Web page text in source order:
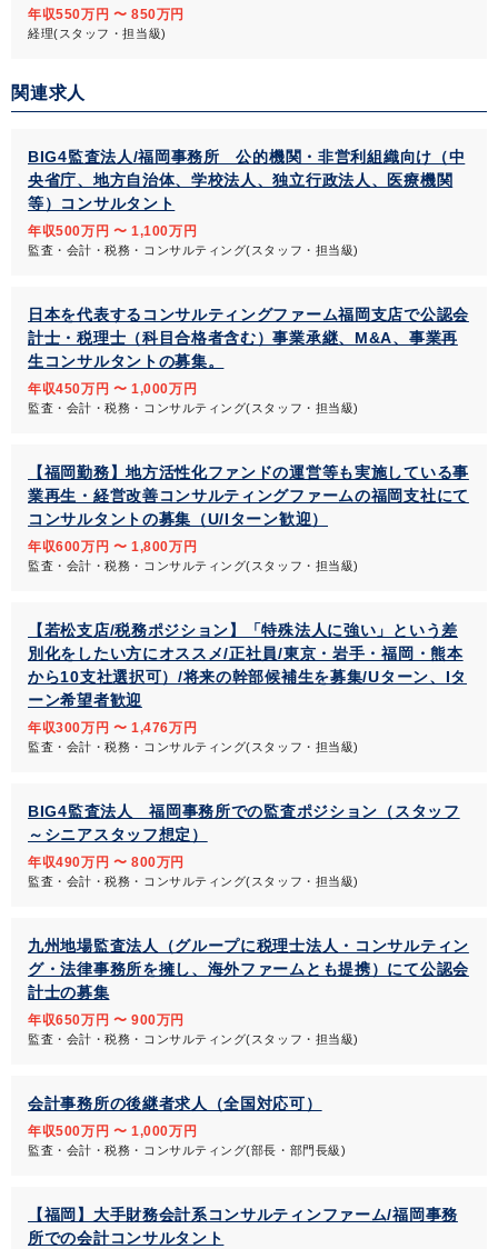
年収550万円 〜 850万円
経理(スタッフ・担当級)
関連求人
BIG4監査法人/福岡事務所 公的機関・非営利組織向け（中
央省庁、地方自治体、学校法人、独立行政法人、医療機関
等）コンサルタント
年収500万円 〜 1,100万円
監査・会計・税務・コンサルティング(スタッフ・担当級)
日本を代表するコンサルティングファーム福岡支店で公認会
計士・税理士（科目合格者含む）事業承継、M&A、事業再
生コンサルタントの募集。
年収450万円 〜 1,000万円
監査・会計・税務・コンサルティング(スタッフ・担当級)
【福岡勤務】地方活性化ファンドの運営等も実施している事
業再生・経営改善コンサルティングファームの福岡支社にて
コンサルタントの募集（U/Iターン歓迎）
年収600万円 〜 1,800万円
監査・会計・税務・コンサルティング(スタッフ・担当級)
【若松支店/税務ポジション】「特殊法人に強い」という差
別化をしたい方にオススメ/正社員/東京・岩手・福岡・熊本
から10支社選択可）/将来の幹部候補生を募集/Uターン、Iタ
ーン希望者歓迎
年収300万円 〜 1,476万円
監査・会計・税務・コンサルティング(スタッフ・担当級)
BIG4監査法人 福岡事務所での監査ポジション（スタッフ
～シニアスタッフ想定）
年収490万円 〜 800万円
監査・会計・税務・コンサルティング(スタッフ・担当級)
九州地場監査法人（グループに税理士法人・コンサルティン
グ・法律事務所を擁し、海外ファームとも提携）にて公認会
計士の募集
年収650万円 〜 900万円
監査・会計・税務・コンサルティング(スタッフ・担当級)
会計事務所の後継者求人（全国対応可）
年収500万円 〜 1,000万円
監査・会計・税務・コンサルティング(部長・部門長級)
【福岡】大手財務会計系コンサルティンファーム/福岡事務
所での会計コンサルタント